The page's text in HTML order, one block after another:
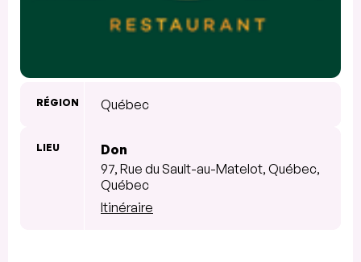
RÉGION Québec
LIEU
Don
97, Rue du Sault-au-Matelot, Québec,
Québec
Itinéraire